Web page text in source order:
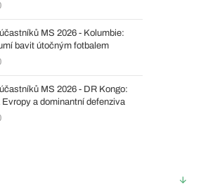
MS 2026 - Kolumbie:
bavit útočným fotbalem
MS 2026 - DR Kongo:
a dominantní defenziva